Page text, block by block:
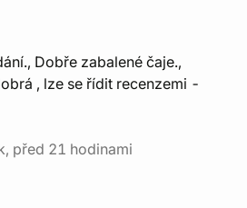
Dobře zabalené čaje.,
, lze se řídit recenzemi -
před 21 hodinami